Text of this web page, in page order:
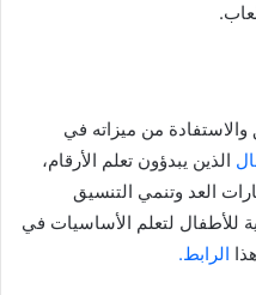
من ميزاته في
الذين يبدؤون تعلم الأرقام،
العد وتنمي التنسيق
للأطفال لتعلم الأساسيات في
الرابط.